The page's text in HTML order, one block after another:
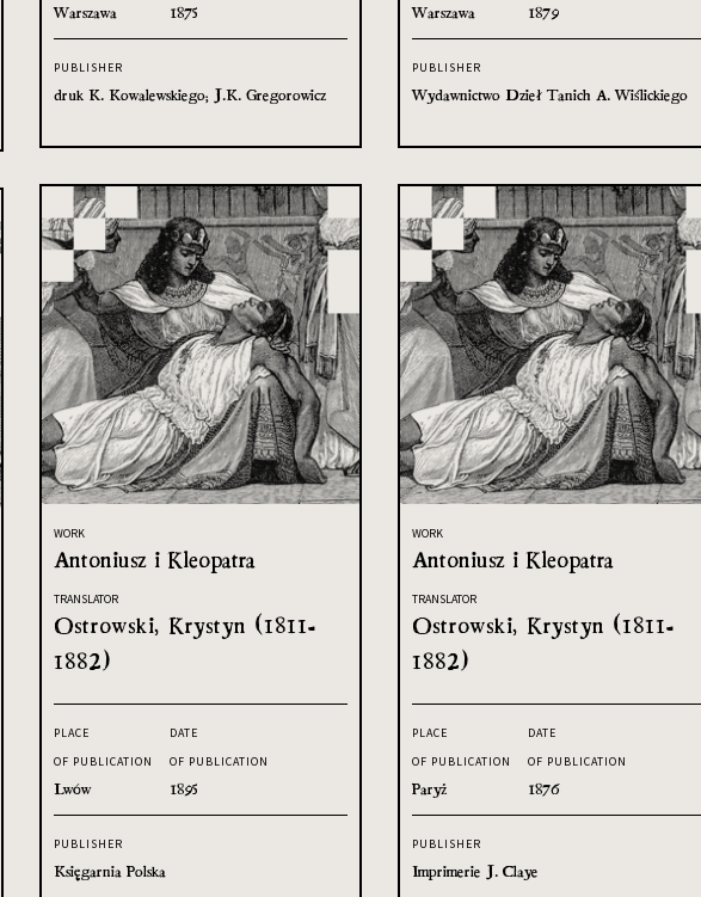
Warszawa 1875
PUBLISHER
druk K. Kowalewskiego; J.K. Gregorowicz
Warszawa 1879
PUBLISHER
Wydawnictwo Dzieł Tanich A. Wiślickiego
WORK
Antoniusz i Kleopatra
TRANSLATOR
Ostrowski, Krystyn (1811-
1882)
PLACE
OF PUBLICATION
Lwów
DATE
OF PUBLICATION
1895
PUBLISHER
Księgarnia Polska
WORK
Antoniusz i Kleopatra
TRANSLATOR
Ostrowski, Krystyn (1811-
1882)
PLACE
OF PUBLICATION
Paryż
DATE
OF PUBLICATION
1876
PUBLISHER
Imprimerie J. Claye